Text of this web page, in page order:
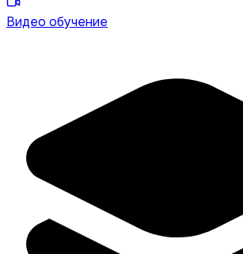
Видео обучение